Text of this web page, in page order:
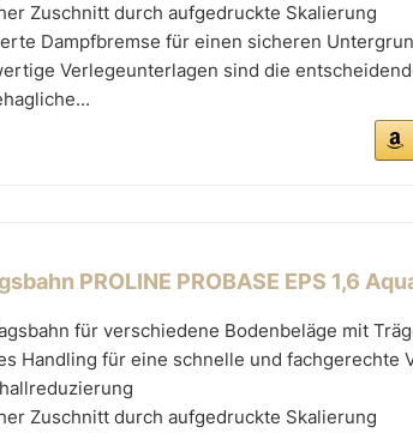
Zuschnitt durch aufgedruckte Skalierung
Dampfbremse für einen sicheren
Verlegeunterlagen sind die
PROLINE PROBASE EPS 1,6
für verschiedene Bodenbeläge mit
Handling für eine schnelle und fachgerechte
Zuschnitt durch aufgedruckte Skalierung